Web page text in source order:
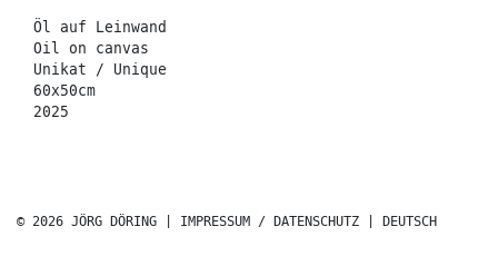
Öl auf Leinwand
Oil on canvas
Unikat / Unique
60x50cm
2025
© 2026 JÖRG DÖRING | IMPRESSUM / DATENSCHUTZ DEUTSCH